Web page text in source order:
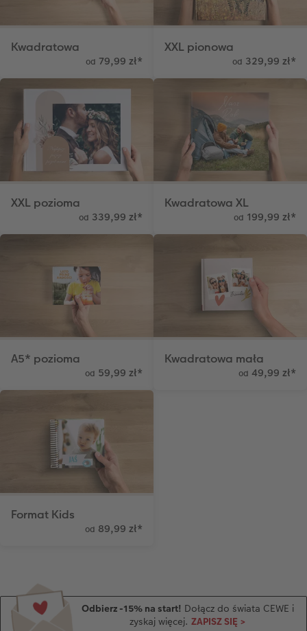
Kwadratowa
od 79,99 zł*
XXL pionowa
od 329,99 zł*
XXL pozioma
od 339,99 zł*
Kwadratowa XL
od 199,99 zł*
A5* pozioma
od 59,99 zł*
Kwadratowa mała
od 49,99 zł*
Format Kids
od 89,99 zł*
Odbierz -15% na start! Dołącz do świata CEWE i
zyskaj więcej. ZAPISZ SIĘ >